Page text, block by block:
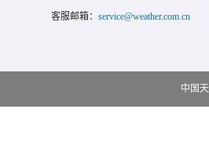
客服邮箱： service@weather.com.cn
中国